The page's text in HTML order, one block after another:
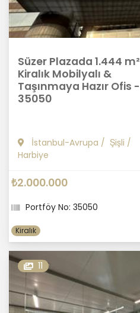
Süzer Plazada 1.444 m²
Kiralık Mobilyalı &
Taşınmaya Hazır Ofis -
35050
İstanbul-Avrupa / Şişli /
Harbiye
₺2.000.000
Portföy No: 35050
Kiralık
11